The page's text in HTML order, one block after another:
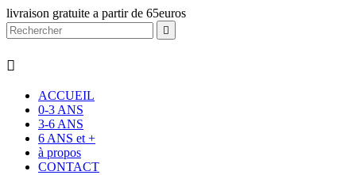
livraison gratuite a partir de 65euros


ACCUEIL
0-3 ANS
3-6 ANS
6 ANS et +
à propos
CONTACT